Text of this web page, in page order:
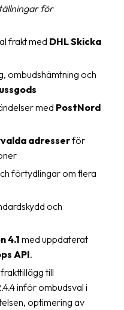
för
frakt med DHL Skicka
ombudshämtning och
med PostNord
adresserför
förtydlingar om flera
och
4.1 med uppdaterat
API.
till
inför ombudsval i
optimering av